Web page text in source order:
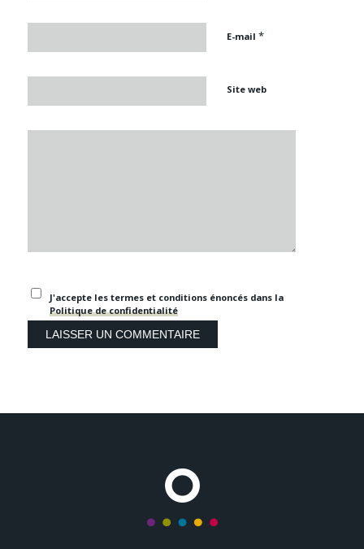
E-mail *
Site web
J'accepte les termes et conditions énoncés dans la
Politique de confidentialité